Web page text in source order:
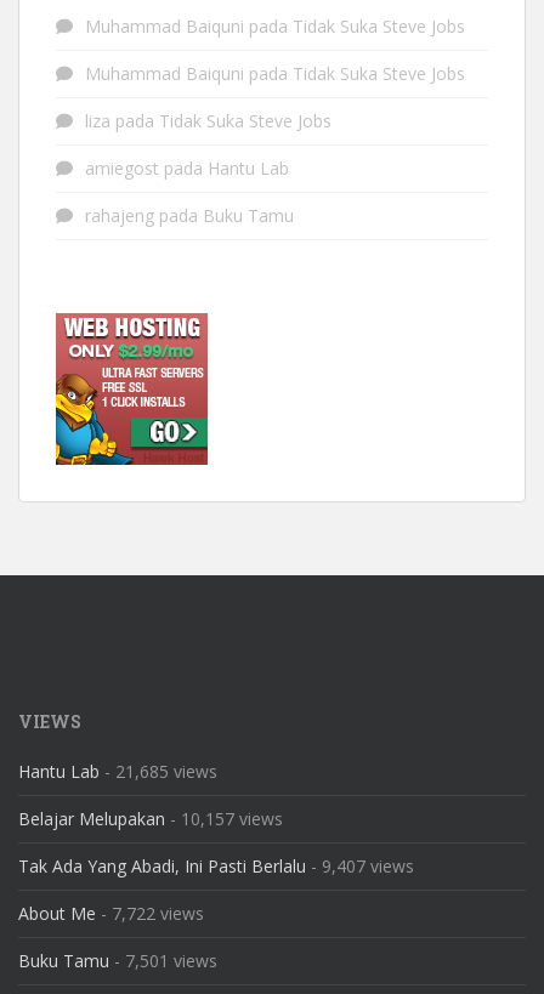
Muhammad Baiquni pada Tidak Suka Steve Jobs
Muhammad Baiquni pada Tidak Suka Steve Jobs
liza pada Tidak Suka Steve Jobs
amiegost pada Hantu Lab
rahajeng pada Buku Tamu
VIEWS
Hantu Lab - 21,685 views
Belajar Melupakan - 10,157 views
Tak Ada Yang Abadi, Ini Pasti Berlalu - 9,407 views
About Me - 7,722 views
Buku Tamu - 7,501 views